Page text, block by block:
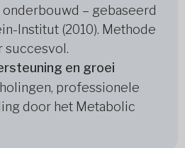
– gebaseerd
Institut (2010). Methode
succesvol.
en groei
professionele
door het Metabolic